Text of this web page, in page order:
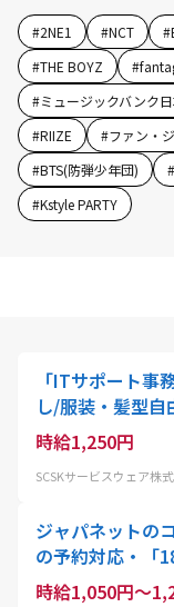
#2NE1 #NCT #
#THE BOYZ #
#ミュージックバンク
#RIIZE #ファン・
#BTS(防弾少年団) #
#Kstyle PARTY
「ITサポート事
し/服装・髪型
盤
時給1,250円
SCSKサービスウェア株
ジャパネットの
の予約対応・「
ル・服装・髪自
時給1,050円～